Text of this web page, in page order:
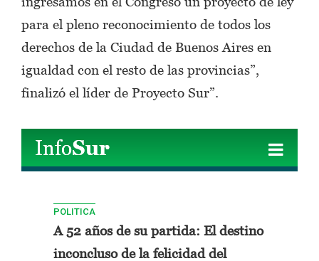
para el pleno reconocimiento de todos los
derechos de la Ciudad de Buenos Aires en
igualdad con el resto de las provincias”,
finalizó el líder de Proyecto Sur”.